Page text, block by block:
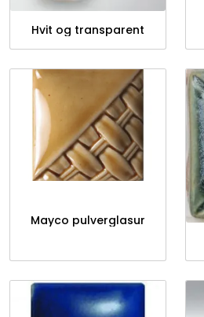
Hvit og transparent
Mayco pulverglasur